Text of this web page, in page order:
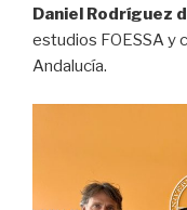
Daniel Rodríguez
estudios FOESSA y
Andalucía.